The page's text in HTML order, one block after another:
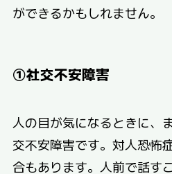
ができるかもしれません。
①社交不安障害
人の目が気になるときに、
交不安障害です。対人恐怖
合もあります。人前で話す